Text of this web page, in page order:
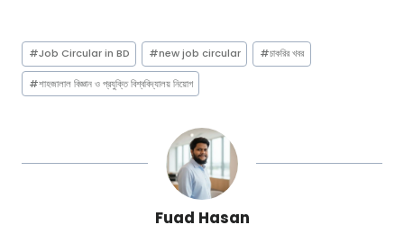
Post
Tags:
#Job Circular in BD #new job circular #চাকরির খবর
#শাহজালাল বিজ্ঞান ও প্রযুক্তি বিশ্ববিদ্যালয় নিয়োগ
Fuad Hasan